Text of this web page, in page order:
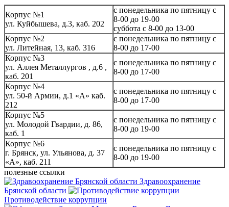
Корпус №1
ул. Куйбышева, д.3, каб. 202
с понедельника по пятницу с
8-00 до 19-00
суббота с 8-00 до 13-00
Корпус №2
ул. Литейная, 13, каб. 316
с понедельника по пятницу с
8-00 до 17-00
Корпус №3
ул. Аллея Металлургов , д.6 ,
каб. 201
с понедельника по пятницу с
8-00 до 17-00
Корпус №4
ул. 50-й Армии, д.1 «А» каб.
212
с понедельника по пятницу с
8-00 до 17-00
Корпус №5
ул. Молодой Гвардии, д. 86,
каб. 1
с понедельника по пятницу с
8-00 до 19-00
Корпус №6
г. Брянск, ул. Ульянова, д. 37
«А», каб. 211
с понедельника по пятницу с
8-00 до 19-00
полезные ссылки
Здравоохранение
Брянской области
Противодействие коррупции